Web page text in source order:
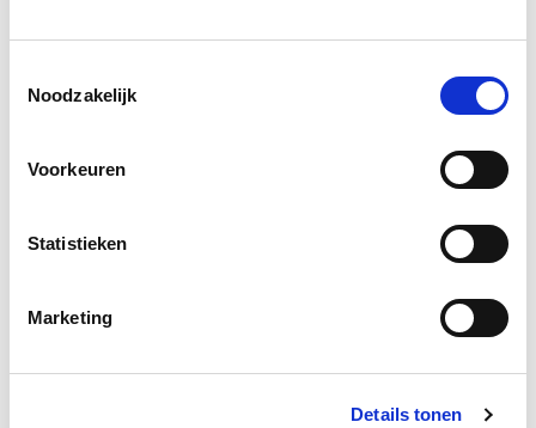
Noodzakelijk
Voorkeuren
Statistieken
Marketing
Details tonen
FacebookLinkedIn
Andere bezoekers bekeken ook